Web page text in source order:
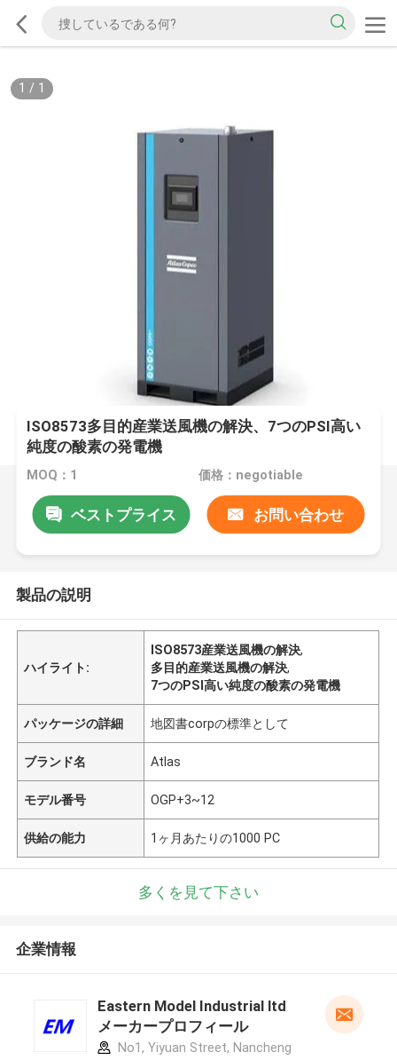
1 / 1
ISO8573多目的産業送風機の解決、7つのPSI高い
純度の酸素の発電機
MOQ：1 価格：negotiable
ベストプライス お問い合わせ
製品の説明
ハイライト:
ISO8573産業送風機の解決,
多目的産業送風機の解決,
7つのPSI高い純度の酸素の発電機
パッケージの詳細 地図書corpの標準として
ブランド名 Atlas
モデル番号 OGP+3~12
供給の能力 1ヶ月あたりの1000 PC
多くを見て下さい
企業情報
Eastern Model Industrial ltd
メーカープロフィール
No1, Yiyuan Street, Nancheng